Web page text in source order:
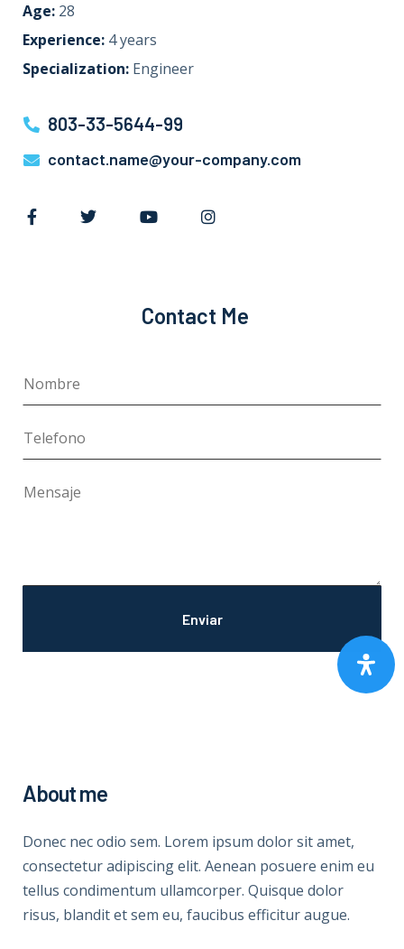
Age: 28
Experience: 4 years
Specialization: Engineer
803-33-5644-99
contact.name@your-company.com
Contact Me
About me
Donec nec odio sem. Lorem ipsum dolor sit amet,
consectetur adipiscing elit. Aenean posuere enim eu
tellus condimentum ullamcorper. Quisque dolor
risus, blandit et sem eu, faucibus efficitur augue.